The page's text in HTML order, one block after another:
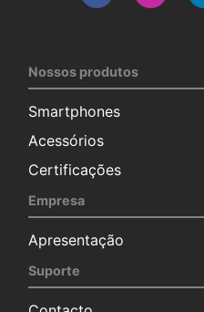
Nossos produtos
Smartphones
Acessórios
Certificações
Empresa
Apresentação
Suporte